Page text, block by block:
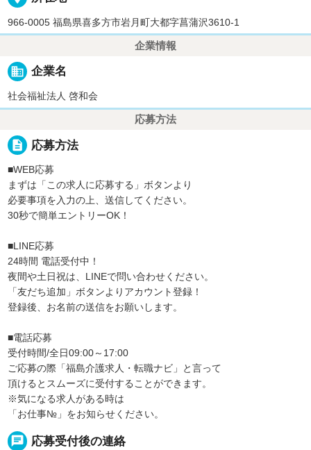
966-0005 福島県喜多方市岩月町大都字菖蒲沢3610-1
企業情報
business 企業名
社会福祉法人 啓和会
応募方法
description 応募方法
■WEB応募
まずは「この求人に応募する」ボタンより
必要事項を入力の上、送信してください。
30秒で簡単エントリーOK！
■LINE応募
24時間 電話受付中！
夜間や土日祝は、LINEで問い合わせください。
「友だち追加」ボタンよりアカウント登録！
登録後、お名前の送信をお願いします。
■電話応募
受付時間/全日09:00～17:00
ご応募の際「福島介護求人・転職ナビ」と言って
頂けるとスムーズに受付することができます。
※気になる求人がある時は
「お仕事№」をお知らせください。
chat 応募受付後の連絡